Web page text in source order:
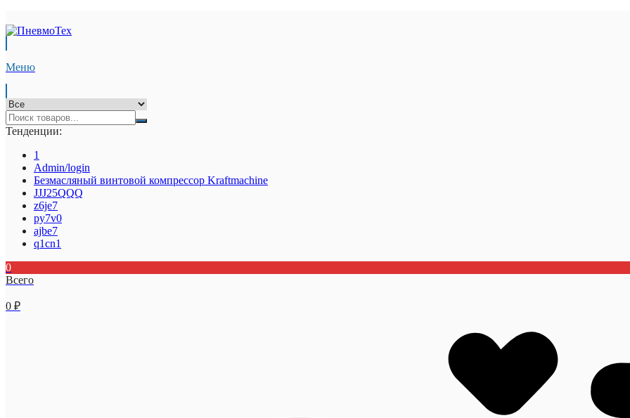
Меню
Тенденции:
1
Admin/login
Безмасляный винтовой компрессор Kraftmaсhine
JJJ25QQQ
z6je7
py7v0
ajbe7
q1cn1
0
Всего
0 ₽